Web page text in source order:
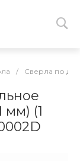
/ Сверла по
мм) (1